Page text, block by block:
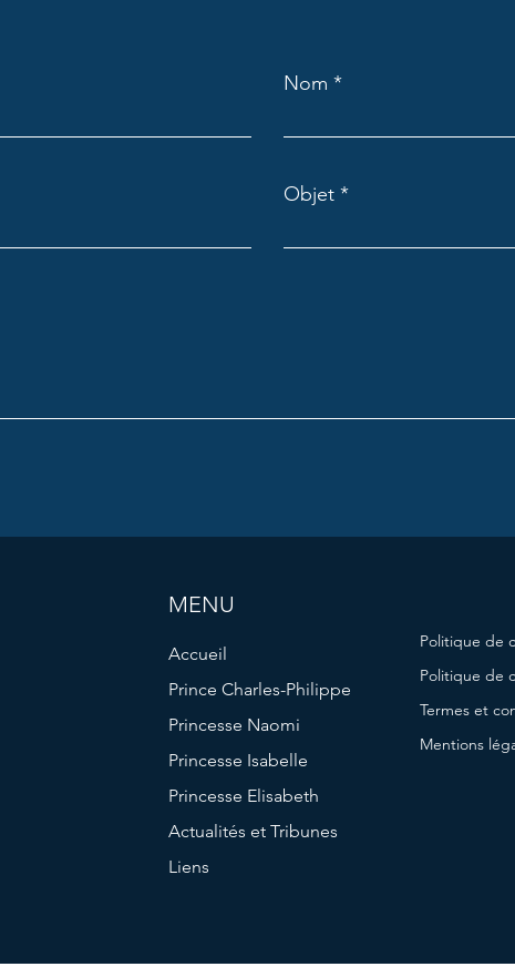
Nom
Objet
MENU
Accueil
Prince Charles-Philippe
Princesse Naomi
Princesse Isabelle
Princesse Elisabeth
Actualités et Tribunes
Liens
Politique de
Politique de
Termes et
Mentions